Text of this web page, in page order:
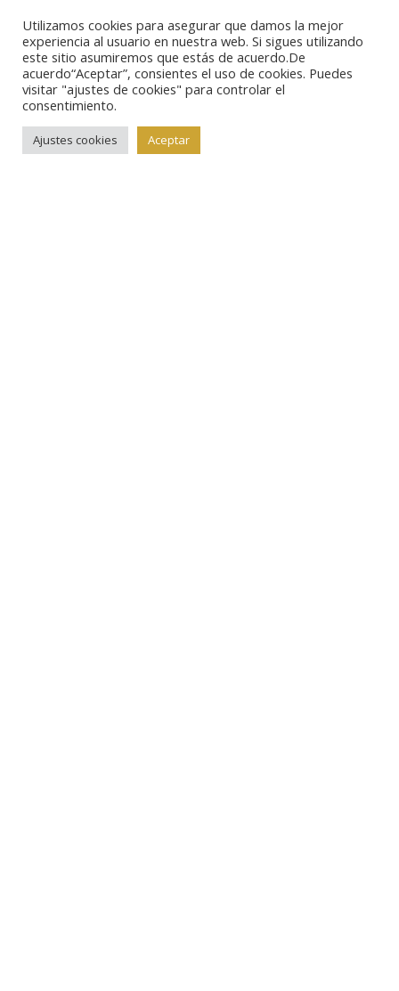
puestos oficiales no siempre han existido, y mucho
menos en la historia de la humanidad. La Academia es
un centro de investigación y está abierto a los que
investigan, a los que saben. A mí lo que me interesa
es que la gente sepa; el puesto que tienen, me
Utilizamos cookies para asegurar que damos la mejor
experiencia al usuario en nuestra web. Si sigues utilizando
este sitio asumiremos que estás de acuerdo.De
acuerdo“Aceptar”, consientes el uso de cookies. Puedes
visitar "ajustes de cookies" para controlar el
consentimiento.
Ajustes cookies Aceptar